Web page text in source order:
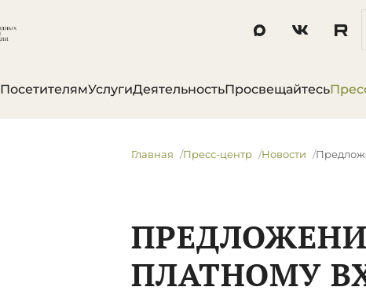
ПосетителямУслугиДеятельностьПросвещайтесь
Главная Пресс-центр Новости
ПЛАТНОМУ